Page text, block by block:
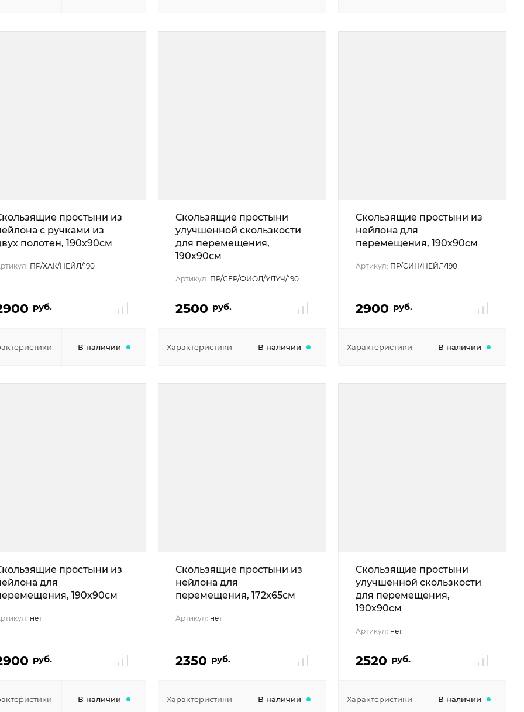
простыни из
с ручками из
полотен, 190х90см
ПР/ХАК/НЕЙЛ/190
руб.
В наличии
Скользящие простыни
улучшенной скользкости
для перемещения,
190х90см
Артикул: ПР/СЕР/ФИОЛ/УЛУЧ/190
2500 руб.
Характеристики В наличии
Скользящие простыни из
нейлона для
перемещения, 190х90см
Артикул: ПР/СИН/НЕЙЛ/190
2900 руб.
Характеристики В наличии
простыни из
для
190х90см
нет
руб.
В наличии
Скользящие простыни из
нейлона для
перемещения, 172х65см
Артикул: нет
2350 руб.
Характеристики В наличии
Скользящие простыни
улучшенной скользкости
для перемещения,
190х90см
Артикул: нет
2520 руб.
Характеристики В наличии